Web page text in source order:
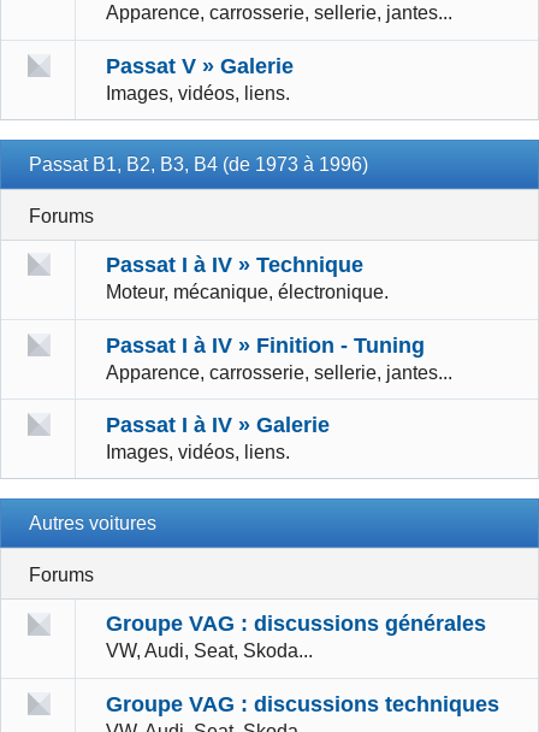
Apparence, carrosserie, sellerie, jantes...
Passat V » Galerie
Images, vidéos, liens.
Passat B1, B2, B3, B4 (de 1973 à 1996)
Forums
Passat I à IV » Technique
Moteur, mécanique, électronique.
Passat I à IV » Finition - Tuning
Apparence, carrosserie, sellerie, jantes...
Passat I à IV » Galerie
Images, vidéos, liens.
Autres voitures
Forums
Groupe VAG : discussions générales
VW, Audi, Seat, Skoda...
Groupe VAG : discussions techniques